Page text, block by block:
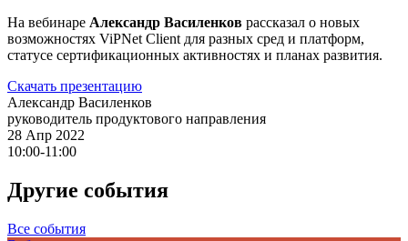
На вебинаре Александр Василенков рассказал о новых
возможностях ViPNet Client для разных сред и платформ,
статусе сертификационных активностях и планах развития.
Скачать презентацию
Александр Василенков
руководитель продуктового направления
28 Апр 2022
10:00-11:00
Другие события
Все события